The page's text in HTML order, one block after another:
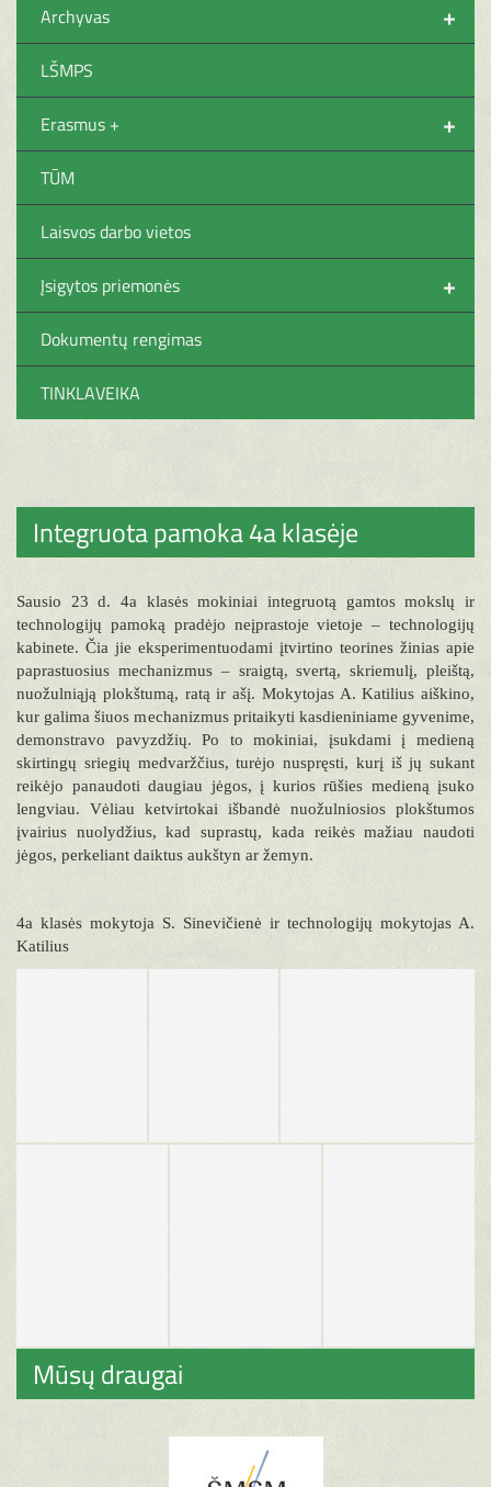
+
Archyvas
LŠMPS
+
Erasmus +
TŪM
Laisvos darbo vietos
+
Įsigytos priemonės
Dokumentų rengimas
TINKLAVEIKA
Integruota pamoka 4a klasėje
Sausio 23 d. 4a klasės mokiniai integruotą gamtos mokslų ir
technologijų pamoką pradėjo neįprastoje vietoje – technologijų
kabinete. Čia jie eksperimentuodami įtvirtino teorines žinias apie
paprastuosius mechanizmus – sraigtą, svertą, skriemulį, pleištą,
nuožulniąją plokštumą, ratą ir ašį. Mokytojas A. Katilius aiškino,
kur galima šiuos mechanizmus pritaikyti kasdieniniame gyvenime,
demonstravo pavyzdžių. Po to mokiniai, įsukdami į medieną
skirtingų sriegių medvaržčius, turėjo nuspręsti, kurį iš jų sukant
reikėjo panaudoti daugiau jėgos, į kurios rūšies medieną įsuko
lengviau. Vėliau ketvirtokai išbandė nuožulniosios plokštumos
įvairius nuolydžius, kad suprastų, kada reikės mažiau naudoti
jėgos, perkeliant daiktus aukštyn ar žemyn.
4a klasės mokytoja S. Sinevičienė ir technologijų mokytojas A.
Katilius
Mūsų draugai